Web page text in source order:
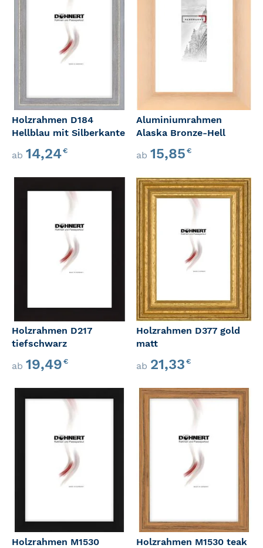
Holzrahmen D184
Hellblau mit Silberkante
ab 14,24€
Aluminiumrahmen
Alaska Bronze-Hell
ab 15,85€
Holzrahmen D217
tiefschwarz
ab 19,49€
Holzrahmen D377 gold
matt
ab 21,33€
Holzrahmen M1530
Holzrahmen M1530 teak